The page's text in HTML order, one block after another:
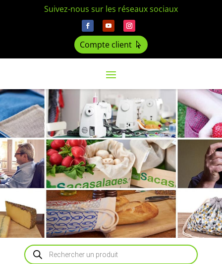
Suivez-nous sur les réseaux sociaux
Compte client
Recherche
de